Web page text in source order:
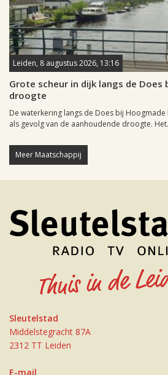
Leiden, 8 augustus 2026, 13:16
Grote scheur in dijk langs de
droogte
De waterkering langs de Does bij
als gevolg van de aanhoudende droogte.
Meer Maatschappij
Sleutelstad
Middelstegracht 87A
2312 TT Leiden
E-mail